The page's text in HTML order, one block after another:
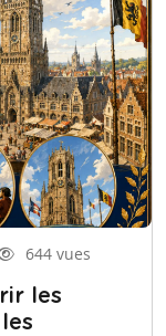
644 vues
les